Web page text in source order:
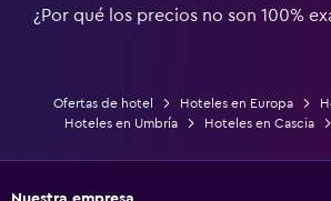
¿Por qué los precios no son 100%
Ofertas de hotel Hoteles en Europa
Hoteles en Umbría
Hoteles en Cascia